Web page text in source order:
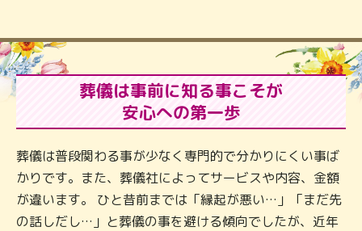
葬儀は事前に知る事こそが
安心への第一歩
葬儀は普段関わる事が少なく専門的で分かりにくい事ば
かりです。また、葬儀社によってサービスや内容、金額
が違います。 ひと昔前までは「縁起が悪い…」「まだ先
の話しだし…」と葬儀の事を避ける傾向でしたが、近年